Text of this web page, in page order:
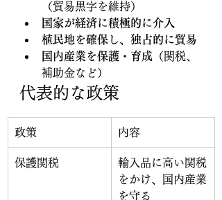
（貿易黒字を維持）
国家が経済に積極的に介入
植民地を確保し、独占的に貿易
国内産業を保護・育成 （関税、
補助金など）
代表的な政策
政策 内容
保護関税
輸入品に高い関税
をかけ、国内産業
を守る